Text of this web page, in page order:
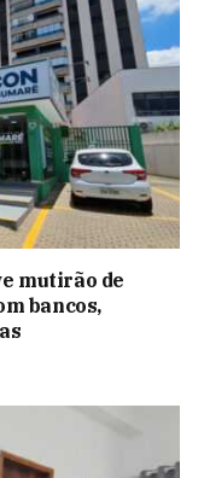
mutirão de
bancos,